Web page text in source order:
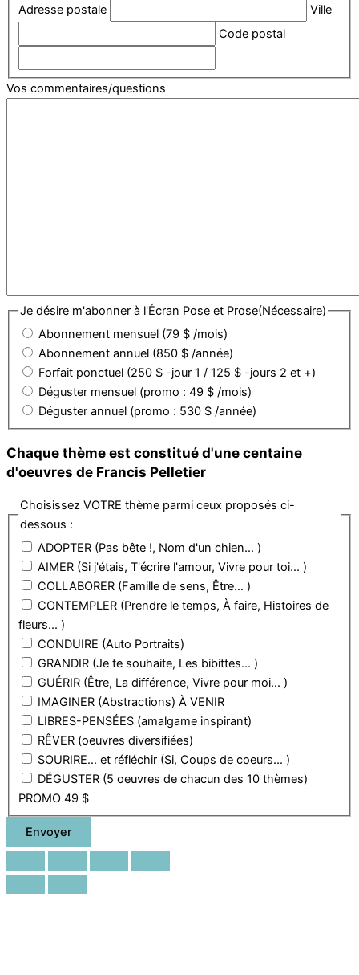
Adresse postale
Ville
Code postal
Vos commentaires/questions
Je désire m'abonner à l'Écran Pose et Prose(Nécessaire)
Abonnement mensuel (79 $ /mois)
Abonnement annuel (850 $ /année)
Forfait ponctuel (250 $ -jour 1 / 125 $ -jours 2 et +)
Déguster mensuel (promo : 49 $ /mois)
Déguster annuel (promo : 530 $ /année)
Chaque thème est constitué d'une centaine
d'oeuvres de Francis Pelletier
Choisissez VOTRE thème parmi ceux proposés ci-
dessous :
ADOPTER (Pas bête !, Nom d'un chien... )
AIMER (Si j'étais, T'écrire l'amour, Vivre pour toi... )
COLLABORER (Famille de sens, Être... )
CONTEMPLER (Prendre le temps, À faire, Histoires de
fleurs... )
CONDUIRE (Auto Portraits)
GRANDIR (Je te souhaite, Les bibittes... )
GUÉRIR (Être, La différence, Vivre pour moi... )
IMAGINER (Abstractions) À VENIR
LIBRES-PENSÉES (amalgame inspirant)
RÊVER (oeuvres diversifiées)
SOURIRE... et réfléchir (Si, Coups de coeurs... )
DÉGUSTER (5 oeuvres de chacun des 10 thèmes)
PROMO 49 $
Envoyer